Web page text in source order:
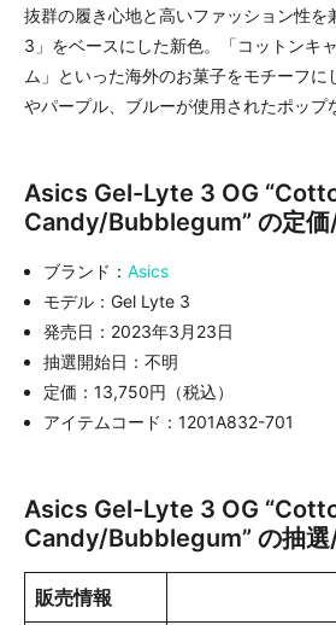
抜群の履き心地と高いファッション性を
3」をベースにした新色。「コットンキ
ム」といった海外のお菓子をモチーフに
やパープル、ブルーが使用されたポップ
Asics Gel-Lyte 3 OG
Candy/Bubblegum” の定
ブランド： Asics
モデル：Gel Lyte 3
発売日：2023年3月23日
抽選開始日：不明
定価：13,750円（税込）
アイテムコード：1201A832-701
Asics Gel-Lyte 3 OG
Candy/Bubblegum” の抽選
販売情報